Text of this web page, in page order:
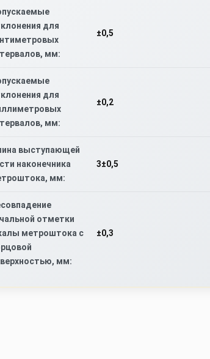
для
мм:
±0,5
для
мм:
±0,2
выступающей
наконечника
мм:
3±0,5
отметки
метроштока с
мм:
±0,3